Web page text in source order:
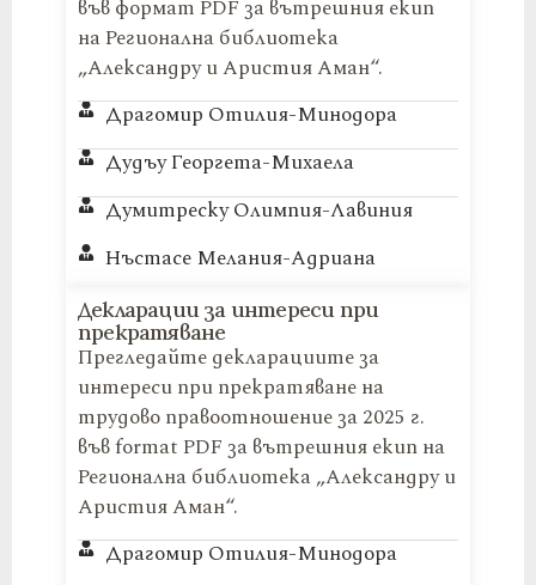
във формат PDF за вътрешния екип
на Регионална библиотека
„Александру и Аристия Аман“.
Драгомир Отилия-Минодора
Дудъу Георгета-Михаела
Думитреску Олимпия-Лавиния
Нъстасе Мелания-Адриана
Декларации за интереси при
прекратяване
Прегледайте декларациите за
интереси при прекратяване на
трудово правоотношение за 2025 г.
във format PDF за вътрешния екип на
Регионална библиотека „Александру и
Аристия Аман“.
Драгомир Отилия-Минодора